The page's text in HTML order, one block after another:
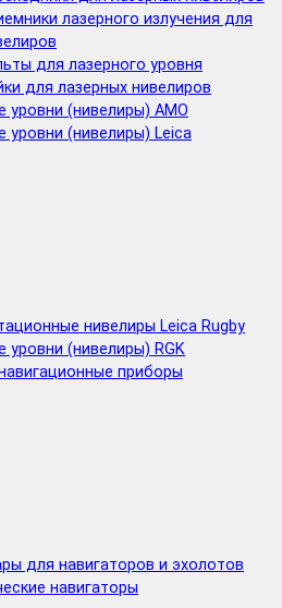
лазерного излучения для
для лазерного уровня
для лазерных нивелиров
уровни (нивелиры) AMO
уровни (нивелиры) Leica
нивелиры Leica Rugby
уровни (нивелиры) RGK
приборы
для навигаторов и эхолотов
навигаторы